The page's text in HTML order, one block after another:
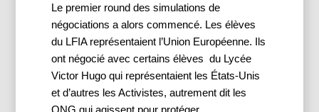
Le premier round des simulations de
négociations a alors commencé. Les élèves
du LFIA représentaient l’Union Européenne. Ils
ont négocié avec certains élèves  du Lycée
Victor Hugo qui représentaient les États-Unis
et d’autres les Activistes, autrement dit les